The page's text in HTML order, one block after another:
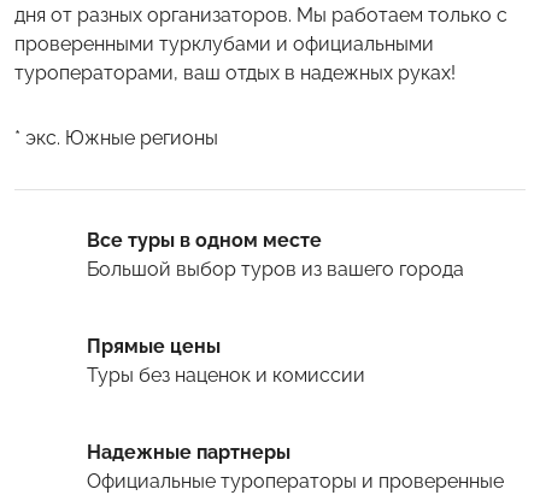
дня от разных организаторов. Мы работаем только с
проверенными турклубами и официальными
туроператорами, ваш отдых в надежных руках!
* экс. Южные регионы
Все туры в одном месте
Большой выбор туров из вашего города
Прямые цены
Туры без наценок и комиссии
Надежные партнеры
Официальные туроператоры и проверенные